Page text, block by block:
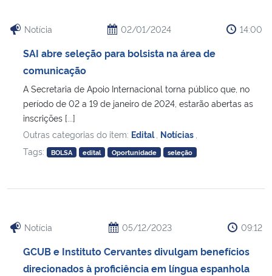
Notícia 02/01/2024 14:00
SAI abre seleção para bolsista na área de
comunicação
A Secretaria de Apoio Internacional torna público que, no
período de 02 a 19 de janeiro de 2024, estarão abertas as
inscrições [...]
Outras categorias do item: Edital Notícias
Tags:
BOLSA edital Oportunidade seleção
Notícia 05/12/2023 09:12
GCUB e Instituto Cervantes divulgam benefícios
direcionados à proficiência em língua espanhola